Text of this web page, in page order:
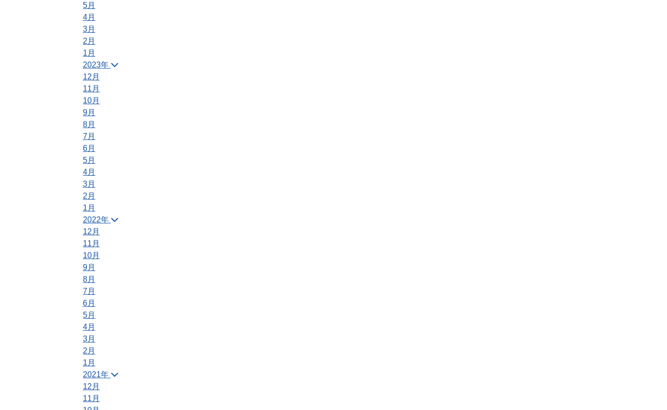
5月
4月
3月
2月
1月
2023年
12月
11月
10月
9月
8月
7月
6月
5月
4月
3月
2月
1月
2022年
12月
11月
10月
9月
8月
7月
6月
5月
4月
3月
2月
1月
2021年
12月
11月